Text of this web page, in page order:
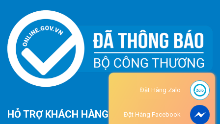
HỖ TRỢ KHÁCH HÀNG
Đặt Hàng Zalo
Đặt Hàng Facebook